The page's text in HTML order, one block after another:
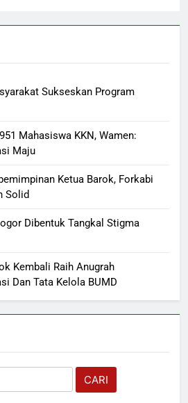
Sukseskan Program
Mahasiswa KKN, Wamen:
Maju
Ketua Barok, Forkabi
Solid
Dibentuk Tangkal Stigma
Kembali Raih Anugrah
Dan Tata Kelola BUMD